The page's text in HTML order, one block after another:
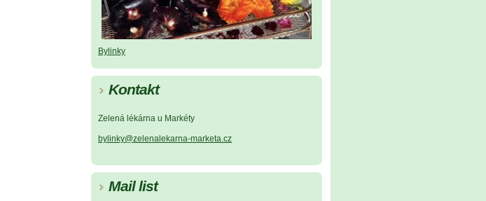
Bylinky
Kontakt
Zelená lékárna u Markéty
bylinky@zelenalekarna-marketa.cz
Mail list